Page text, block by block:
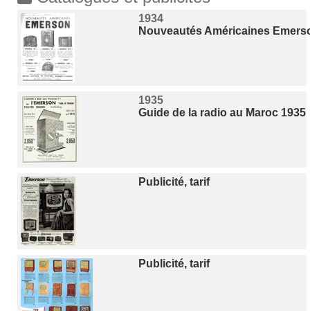
1934
Nouveautés Américaines
1935
Guide de la radio au Maroc 1935
Publicité, tarif
Publicité, tarif